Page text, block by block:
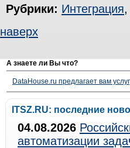
Рубрики: Интеграция
наверх
А знаете ли Вы что?
DataHouse.ru предлагает вам
ITSZ.RU: последние
04.08.2026
автоматизации